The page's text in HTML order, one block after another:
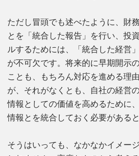
ただし冒頭でも述べたように、財
とを「統合した報告」を行い、投
ルするためには、「統合した経営
が不可欠です。将来的に早期開示
ことも、もちろん対応を進める理
が、それがなくとも、自社の経営
情報としての価値を高めるために
情報とを統合しておく必要があると
そうはいっても、なかなかイメー